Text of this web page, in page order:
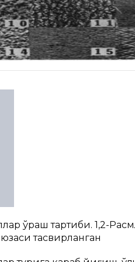
ўраш тартиби. 1,2-
тасвирланган